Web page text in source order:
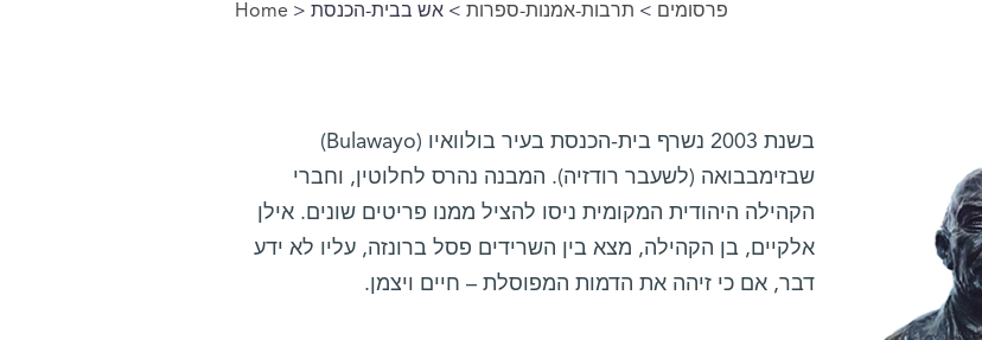
You are here
Home > פרסומים > תרבות-אמנות-ספרות> אש בבית-הכנסת
בשנת 2003 נשרף בית-הכנסת בעיר בולוואיו (Bulawayo)
שבזימבבואה (לשעבר רודזיה). המבנה נהרס לחלוטין, וחברי
הקהילה היהודית המקומית ניסו להציל ממנו פריטים שונים. אילן
אלקיים, בן הקהילה, מצא בין השרידים פסל ברונזה, עליו לא ידע
דבר, אם כי זיהה את הדמות המפוסלת – חיים ויצמן.